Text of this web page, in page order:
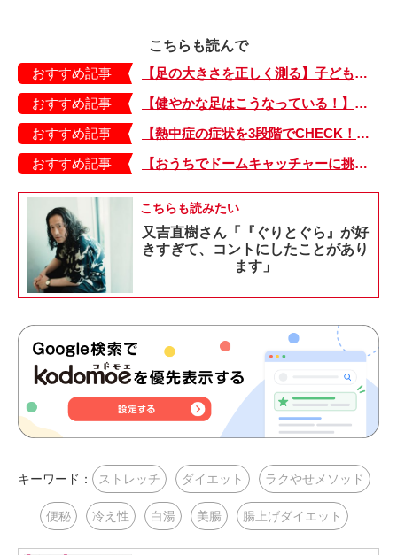
こちらも読んで
おすすめ記事
【足の大きさを正しく測る】子どもの靴の最適サイズは？ 月に1回は測り直そう！
おすすめ記事
【健やかな足はこうなっている！】「疲れた！ 抱っこ！」は靴のせい？ 子どもの足を育てる「足育」を今日からさっそく始めましょう！
おすすめ記事
【熱中症の症状を3段階でCHECK！】症状が軽い順にⅠ～Ⅲ度に分類。この症状が出ていたら、医療機関に連絡を！
おすすめ記事
【おうちでドームキャッチャーに挑戦だ】アンパンマン わくわくドームキャッチャー
こちらも読みたい
又吉直樹さん「『ぐりとぐら』が好
きすぎて、コントにしたことがあり
ます」
キーワード： ストレッチ ダイエット ラクやせメソッド
便秘 冷え性 白湯 美腸 腸上げダイエット